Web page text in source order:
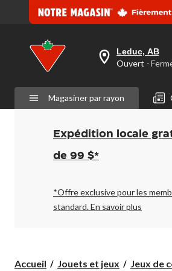
votre
est
Leduc,
AB,
Ouvert,
Fermeture
à
pour
changer
Leduc, AB
Ouvert
Magasiner par rayon
Expédition locale
de 99 $*
*Offre exclusive pour les
standard.En savoir plus
Accueil Jouets et jeux Jeux de